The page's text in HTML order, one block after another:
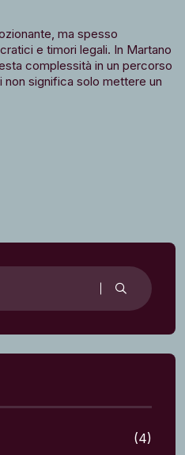
ma spesso
e timori legali. In Martano
complessità in un percorso
non significa solo mettere un
(4)